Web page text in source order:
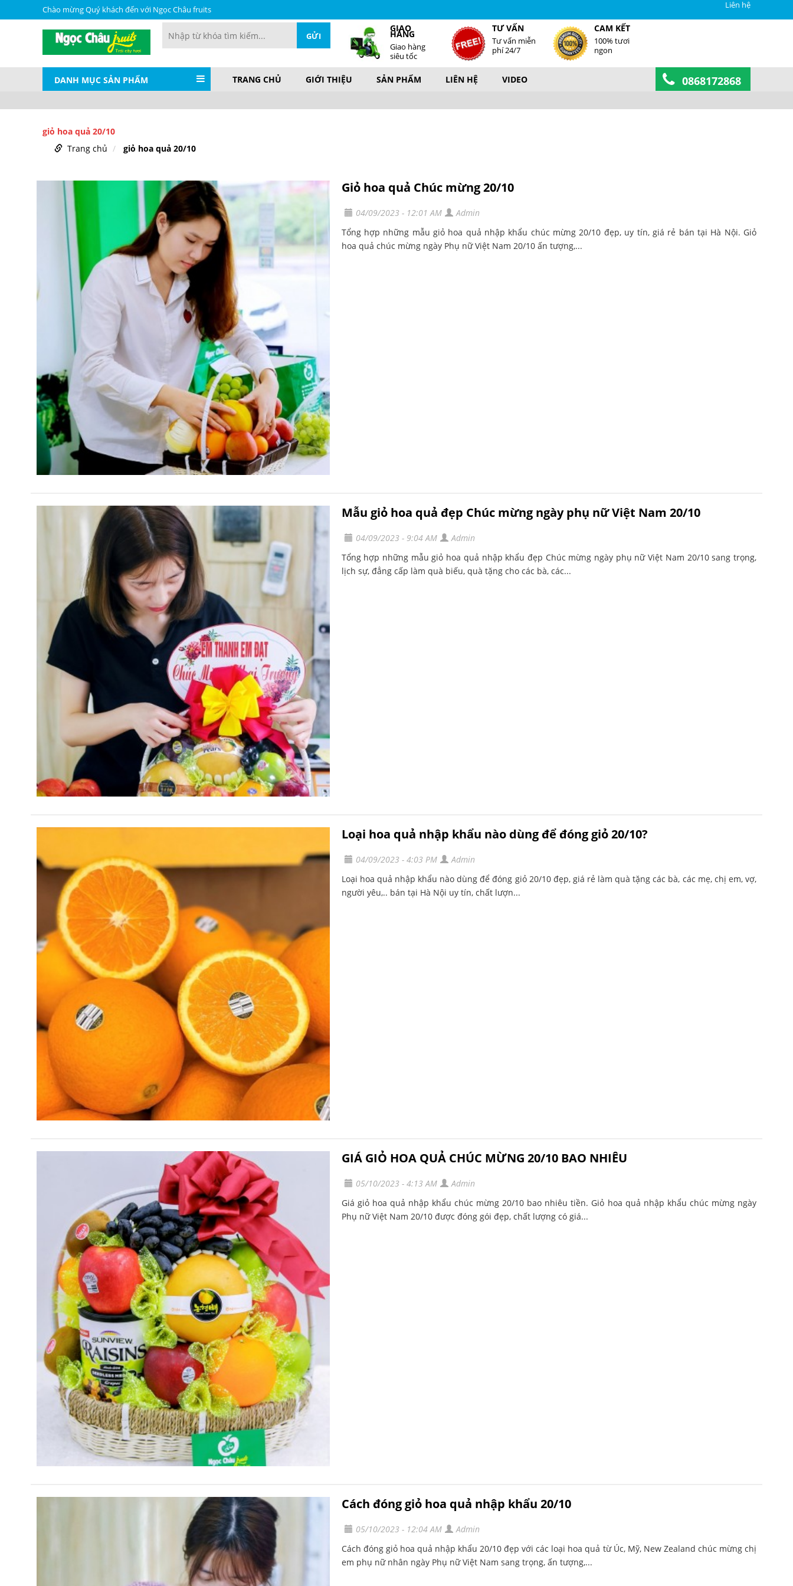
Chào mừng Quý khách đến với Ngọc Châu fruits Liên hệ
GIAO
HÀNG
Giao hàng
siêu tốc
TƯ VẤN
Tư vấn miễn
phí 24/7
CAM KẾT
100% tươi
ngon
DANH MỤC SẢN PHẨM TRANG CHỦ GIỚI THIỆU SẢN PHẨM LIÊN HỆ VIDEO 0868172868
giỏ hoa quả 20/10
Trang chủ
giỏ hoa quả 20/10
Giỏ hoa quả Chúc mừng 20/10
04/09/2023 - 12:01 AM
Admin
Tổng hợp những mẫu giỏ hoa quả nhập khẩu chúc mừng 20/10 đẹp, uy tín, giá rẻ bán tại Hà Nội. Giỏ
hoa quả chúc mừng ngày Phụ nữ Việt Nam 20/10 ấn tượng,...
Mẫu giỏ hoa quả đẹp Chúc mừng ngày phụ nữ Việt Nam 20/10
04/09/2023 - 9:04 AM
Admin
Tổng hợp những mẫu giỏ hoa quả nhập khẩu đẹp Chúc mừng ngày phụ nữ Việt Nam 20/10 sang trọng,
lịch sự, đẳng cấp làm quà biếu, quà tặng cho các bà, các...
Loại hoa quả nhập khẩu nào dùng để đóng giỏ 20/10?
04/09/2023 - 4:03 PM
Admin
Loại hoa quả nhập khẩu nào dùng để đóng giỏ 20/10 đẹp, giá rẻ làm quà tặng các bà, các mẹ, chị em, vợ,
người yêu,.. bán tại Hà Nội uy tín, chất lượn...
GIÁ GIỎ HOA QUẢ CHÚC MỪNG 20/10 BAO NHIÊU
05/10/2023 - 4:13 AM
Admin
Giá giỏ hoa quả nhập khẩu chúc mừng 20/10 bao nhiêu tiền. Giỏ hoa quả nhập khẩu chúc mừng ngày
Phụ nữ Việt Nam 20/10 được đóng gói đẹp, chất lượng có giá...
Cách đóng giỏ hoa quả nhập khẩu 20/10
05/10/2023 - 12:04 AM
Admin
Cách đóng giỏ hoa quả nhập khẩu 20/10 đẹp với các loại hoa quả từ Úc, Mỹ, New Zealand chúc mừng chị
em phụ nữ nhân ngày Phụ nữ Việt Nam sang trọng, ấn tượng,...